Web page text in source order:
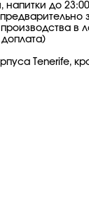
до
в
Tenerife,